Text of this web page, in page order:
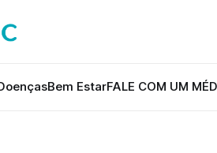
Bem EstarFALE COM UM